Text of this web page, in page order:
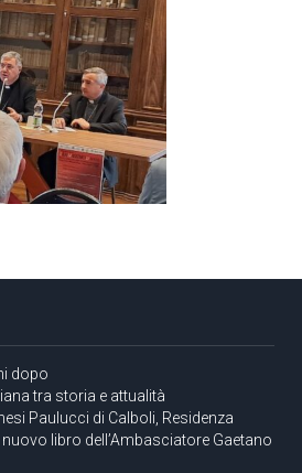
dopo
tra storia e attualità
Paulucci di Calboli, Residenza
nuovo libro dell’Ambasciatore Gaetano